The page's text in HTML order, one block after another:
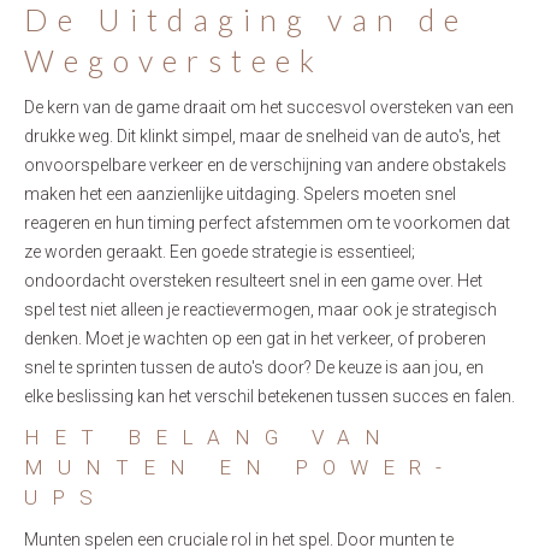
De Uitdaging van de
Wegoversteek
De kern van de game draait om het succesvol oversteken van een
drukke weg. Dit klinkt simpel, maar de snelheid van de auto's, het
onvoorspelbare verkeer en de verschijning van andere obstakels
maken het een aanzienlijke uitdaging. Spelers moeten snel
reageren en hun timing perfect afstemmen om te voorkomen dat
ze worden geraakt. Een goede strategie is essentieel;
ondoordacht oversteken resulteert snel in een game over. Het
spel test niet alleen je reactievermogen, maar ook je strategisch
denken. Moet je wachten op een gat in het verkeer, of proberen
snel te sprinten tussen de auto's door? De keuze is aan jou, en
elke beslissing kan het verschil betekenen tussen succes en falen.
HET BELANG VAN
MUNTEN EN POWER-
UPS
Munten spelen een cruciale rol in het spel. Door munten te